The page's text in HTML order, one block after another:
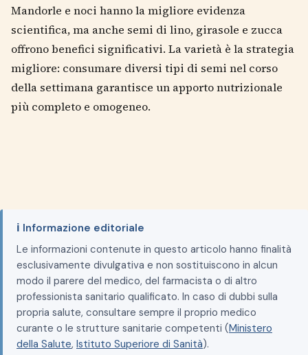
Mandorle e noci hanno la migliore evidenza
scientifica, ma anche semi di lino, girasole e zucca
offrono benefici significativi. La varietà è la strategia
migliore: consumare diversi tipi di semi nel corso
della settimana garantisce un apporto nutrizionale
più completo e omogeneo.
ℹ️ Informazione editoriale
Le informazioni contenute in questo articolo hanno finalità
esclusivamente divulgativa e non sostituiscono in alcun
modo il parere del medico, del farmacista o di altro
professionista sanitario qualificato. In caso di dubbi sulla
propria salute, consultare sempre il proprio medico
curante o le strutture sanitarie competenti (Ministero
della Salute, Istituto Superiore di Sanità).